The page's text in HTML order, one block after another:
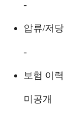
-
압류/저당
-
보험 이력
미공개